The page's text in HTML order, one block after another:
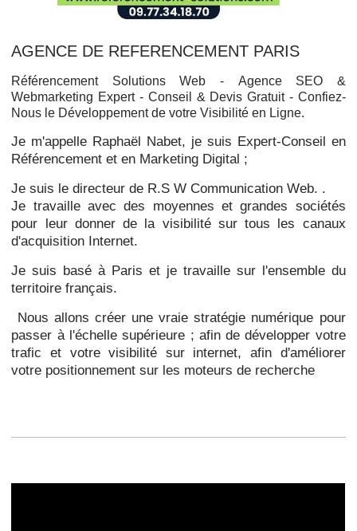
AGENCE DE REFERENCEMENT PARIS
Référencement Solutions Web - Agence SEO &
Webmarketing Expert - Conseil & Devis Gratuit - Confiez-
Nous le Développement de votre Visibilité en Ligne.
Je m'appelle Raphaël Nabet, je suis Expert-Conseil en
Référencement et en Marketing Digital ;
Je suis le directeur de R.S W Communication Web. .
Je travaille avec des moyennes et grandes sociétés
pour leur donner de la visibilité sur tous les canaux
d'acquisition Internet.
Je suis basé à Paris et je travaille sur l'ensemble du
territoire français.
Nous allons créer une vraie stratégie numérique pour
passer à l'échelle supérieure ; afin de développer votre
trafic et votre visibilité sur internet, afin d'améliorer
votre positionnement sur les moteurs de recherche